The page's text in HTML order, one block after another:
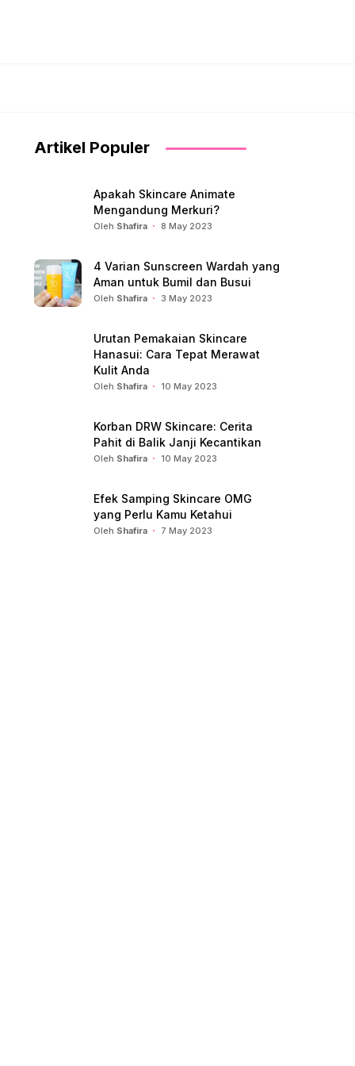
Artikel Populer
Apakah Skincare Animate
Mengandung Merkuri?
Oleh Shafira 8 May 2023
4 Varian Sunscreen Wardah yang
Aman untuk Bumil dan Busui
Oleh Shafira 3 May 2023
Urutan Pemakaian Skincare
Hanasui: Cara Tepat Merawat
Kulit Anda
Oleh Shafira 10 May 2023
Korban DRW Skincare: Cerita
Pahit di Balik Janji Kecantikan
Oleh Shafira 10 May 2023
Efek Samping Skincare OMG
yang Perlu Kamu Ketahui
Oleh Shafira 7 May 2023